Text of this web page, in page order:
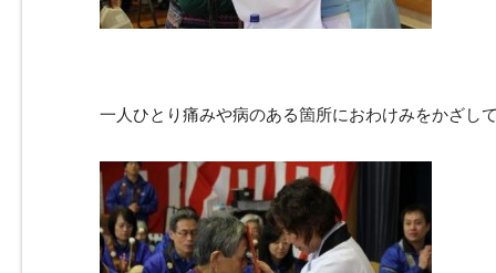
一人ひとり痛みや病のある箇所におわけみをかざし